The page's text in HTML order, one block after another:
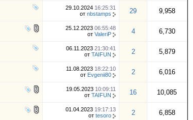
29.10.2024 16:25:31
от nbstamps 29 9,958
25.12.2023 06:55:48
от ValeriP 4 6,730
06.11.2023 21:30:41
от TAIFUN 2 5,879
11.08.2023 18:22:10
от Evgenii80 2 6,016
19.05.2023 10:09:11
от TAIFUN 16 10,085
01.04.2023 19:17:13
от tesoro 2 6,858